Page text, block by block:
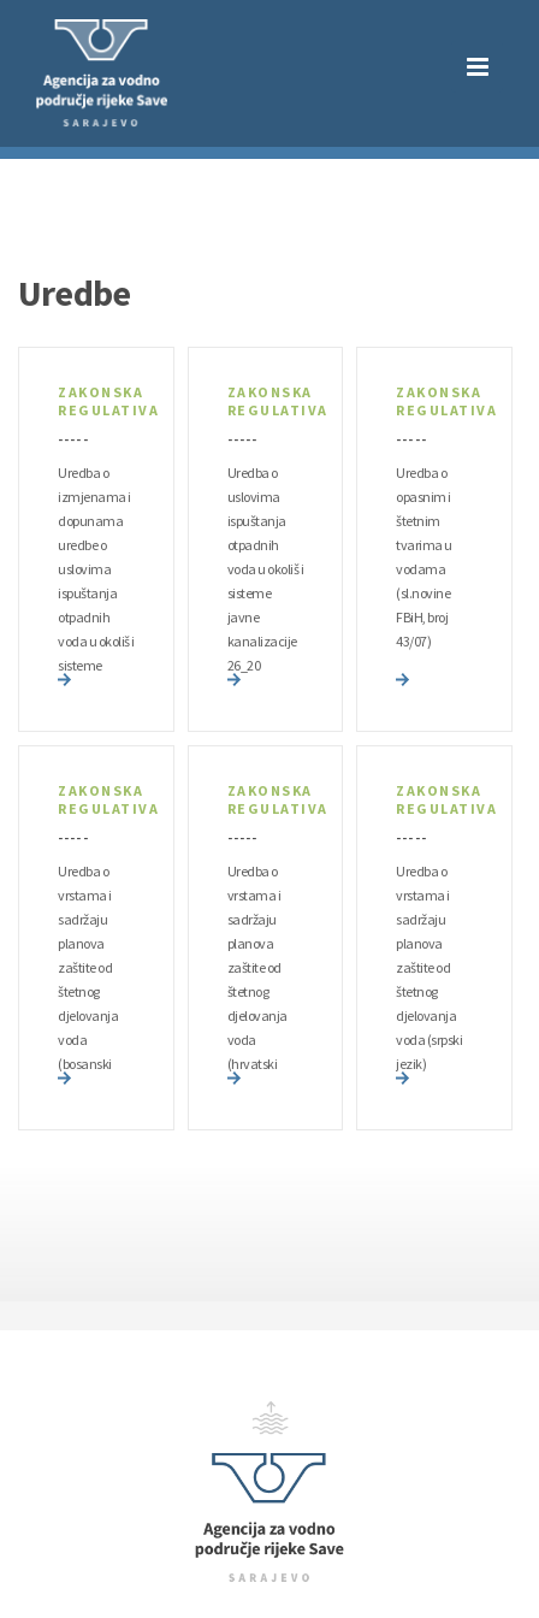
Uredbe
ZAKONSKA
REGULATIVA
- - - - -
Uredba o
izmjenama i
dopunama
uredbe o
uslovima
ispuštanja
otpadnih
voda u okoliš i
sisteme
javne
ZAKONSKA
REGULATIVA
- - - - -
Uredba o
uslovima
ispuštanja
otpadnih
voda u okoliš i
sisteme
javne
kanalizacije
26_20
ZAKONSKA
REGULATIVA
- - - - -
Uredba o
opasnim i
štetnim
tvarima u
vodama
(sl.novine
FBiH, broj
43/07)
ZAKONSKA
REGULATIVA
- - - - -
Uredba o
vrstama i
sadržaju
planova
zaštite od
štetnog
djelovanja
voda
(bosanski
jezik)
ZAKONSKA
REGULATIVA
- - - - -
Uredba o
vrstama i
sadržaju
planova
zaštite od
štetnog
djelovanja
voda
(hrvatski
jezik)
ZAKONSKA
REGULATIVA
- - - - -
Uredba o
vrstama i
sadržaju
planova
zaštite od
štetnog
djelovanja
voda (srpski
jezik)